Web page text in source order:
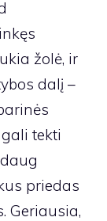
žolė, ir
dalį –
tekti
priedas
Geriausia,